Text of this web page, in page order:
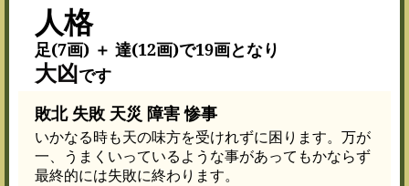
人格
足(7画) ＋ 達(12画)で19画となり
大凶です
敗北 失敗 天災 障害 惨事
いかなる時も天の味方を受けれずに困ります。万が
一、うまくいっているような事があってもかならず
最終的には失敗に終わります。